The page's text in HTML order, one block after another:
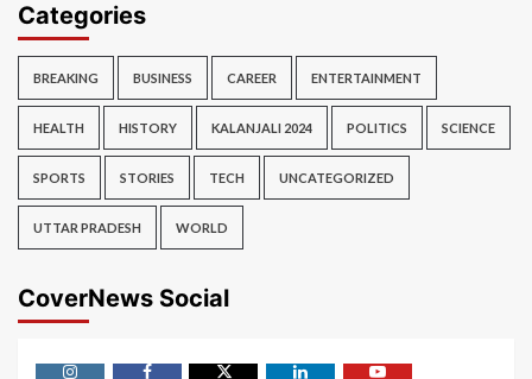
Categories
BREAKING BUSINESS CAREER ENTERTAINMENT
HEALTH HISTORY KALANJALI 2024 POLITICS SCIENCE
SPORTS STORIES TECH UNCATEGORIZED
UTTAR PRADESH WORLD
CoverNews Social